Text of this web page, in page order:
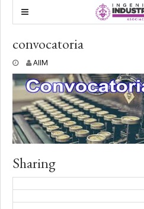
convocatoria
0
m
a
y
o
,
2
0
8
AIIM
Sharing